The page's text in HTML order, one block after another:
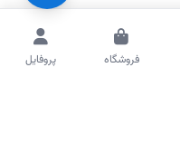
فروشگاه پروفایل